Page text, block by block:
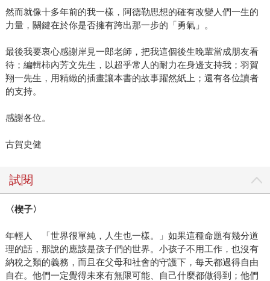
然而就像十多年前的我一樣，阿德勒思想的確有改變人們一生的
力量，關鍵在於你是否擁有跨出那一步的「勇氣」。
最後我要衷心感謝岸見一郎老師，把我這個後生晚輩當成朋友看
待；編輯柿內芳文先生，以超乎常人的耐力在身邊支持我；羽賀
翔一先生，用精緻的插畫讓本書的故事躍然紙上；還有各位讀者
的支持。
感謝各位。
古賀史健
試閱
〈楔子〉
年輕人 「世界很單純，人生也一樣。」如果這種命題有幾分道
理的話，那說的應該是孩子們的世界。小孩子不用工作，也沒有
納稅之類的義務，而且在父母和社會的守護下，每天都過得自由
自在。他們一定覺得未來有無限可能、自己什麼都做得到；他們